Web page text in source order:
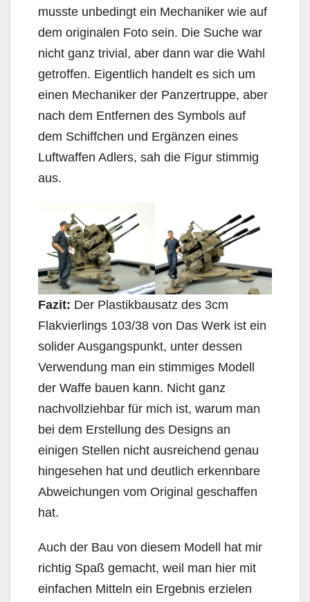
musste unbedingt ein Mechaniker wie auf
dem originalen Foto sein. Die Suche war
nicht ganz trivial, aber dann war die Wahl
getroffen. Eigentlich handelt es sich um
einen Mechaniker der Panzertruppe, aber
nach dem Entfernen des Symbols auf
dem Schiffchen und Ergänzen eines
Luftwaffen Adlers, sah die Figur stimmig
aus.
Fazit: Der Plastikbausatz des 3cm
Flakvierlings 103/38 von Das Werk ist ein
solider Ausgangspunkt, unter dessen
Verwendung man ein stimmiges Modell
der Waffe bauen kann. Nicht ganz
nachvollziehbar für mich ist, warum man
bei dem Erstellung des Designs an
einigen Stellen nicht ausreichend genau
hingesehen hat und deutlich erkennbare
Abweichungen vom Original geschaffen
hat.
Auch der Bau von diesem Modell hat mir
richtig Spaß gemacht, weil man hier mit
einfachen Mitteln ein Ergebnis erzielen